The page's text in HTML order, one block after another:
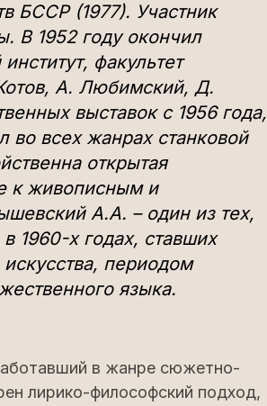
БССР (1977). Участник
В 1952 году окончил
факультет
А. Любимский, Д.
выставок с 1956 года,
во всех жанрах станковой
открытая
к живописным и
А.А. – один из тех,
1960-х годах, ставших
периодом
языка.
в жанре сюжетно-
лирико-философский подход,